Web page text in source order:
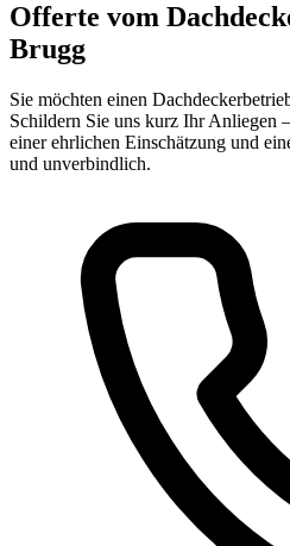
Offerte vom
Brugg
Sie möchten einen
Schildern Sie uns kurz Ihr Anliegen
einer ehrlichen Einschätzung und
und unverbindlich.